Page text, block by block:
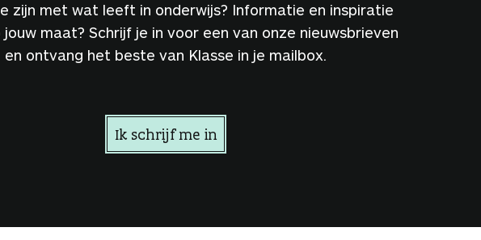
zijn met wat leeft in onderwijs? Informatie en inspiratie
jouw maat? Schrijf je in voor een van onze nieuwsbrieven
en ontvang het beste van Klasse in je mailbox.
Ik schrijf me in